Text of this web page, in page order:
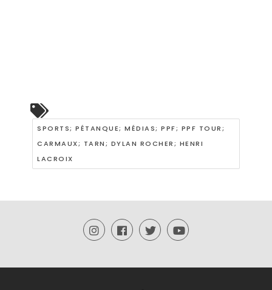
SPORTS; PÉTANQUE; MÉDIAS; PPF; PPF TOUR;
CARMAUX; TARN; DYLAN ROCHER; HENRI
LACROIX